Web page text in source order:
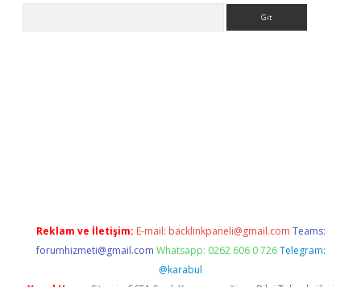
Reklam ve İletişim: E-mail: backlinkpaneli@gmail.com Teams:
forumhizmeti@gmail.com Whatsapp: 0262 606 0 726 Telegram:
@karabul